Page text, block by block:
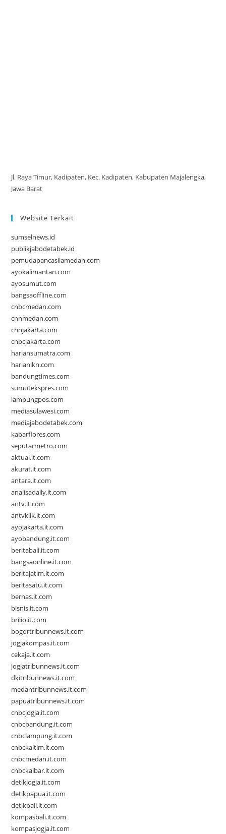
Jl. Raya Timur, Kadipaten, Kec. Kadipaten, Kabupaten Majalengka,
Jawa Barat
Website Terkait
sumselnews.id
publikjabodetabek.id
pemudapancasilamedan.com
ayokalimantan.com
ayosumut.com
bangsaoffline.com
cnbcmedan.com
cnnmedan.com
cnnjakarta.com
cnbcjakarta.com
hariansumatra.com
harianikn.com
bandungtimes.com
sumutekspres.com
lampungpos.com
mediasulawesi.com
mediajabodetabek.com
kabarflores.com
seputarmetro.com
aktual.it.com
akurat.it.com
antara.it.com
analisadaily.it.com
antv.it.com
antvklik.it.com
ayojakarta.it.com
ayobandung.it.com
beritabali.it.com
bangsaonline.it.com
beritajatim.it.com
beritasatu.it.com
bernas.it.com
bisnis.it.com
brilio.it.com
bogortribunnews.it.com
jogjakompas.it.com
cekaja.it.com
jogjatribunnews.it.com
dkitribunnews.it.com
medantribunnews.it.com
papuatribunnews.it.com
cnbcjogja.it.com
cnbcbandung.it.com
cnbclampung.it.com
cnbckaltim.it.com
cnbcmedan.it.com
cnbckalbar.it.com
detikjogja.it.com
detikpapua.it.com
detikbali.it.com
kompasbali.it.com
kompasjogja.it.com